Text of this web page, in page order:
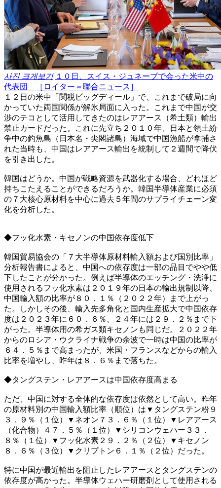
사진 크게보기 １０日、スイス・ジュネーブで会った米中の
代表団 ［ロイター＝聯合ニュース］
１２日の米中「関税ビッグディール」で、これまで破局に向
かっていた両国関係が解氷局面に入った。これまで中国が交
渉のテコとして活用してきたのはレアアース（希土類）輸出
禁止カードだった。これに先立ち２０１０年、日本と領土紛
争中の釣魚島（日本名・尖閣諸島）海域で中国漁船が拿捕さ
れた当時も、中国はレアアース輸出を統制して２週間で降伏
を引き出した。
韓国はどうか。中国が戦略資源を武器化する場合、どれほど
持ちこたえることができるだろうか。韓国半導体産業に必須
の７大核心原材料を中心に過去５年間のサプライチェーン変
化を分析した。
◆フッ化水素・キセノンの中国依存度低下
韓国貿易協会の「７大半導体原材料輸入額および国別比率」
分析報告書によると、中国への依存度は一部の品目でやや低
下したことが分かった。例えば半導体のエッチング・洗浄に
使用されるフッ化水素は２０１９年の日本の輸出規制以降、
中国輸入額の比率が８０．１％（２０２２年）まで上がっ
た。しかしその後、輸入先多角化と国内生産拡大で中国依存
度は２０２３年に６０．６％、２４年には２９．２％まで下
がった。半導体用の希ガス類キセノンも同じだ。２０２２年
からのロシア・ウクライナ戦争の余波で一時は中国の比率が
６４．５％まで高まったが、米国・フランスなどからの輸入
比率を増やし、昨年は８．６％まで落ちた。
◆タングステン・レアアースは中国依存度高まる
ただ、中国に対する全体的な依存度は依然として高い。昨年
の原材料別の中国輸入額比率（順位）は▼タングステン粉９
３．９％（１位）▼ネオン７３．６％（１位）▼レアアース
（化合物）４７．５％（１位）▼シリコンウェハー３３．
８％（１位）▼フッ化水素２９．２％（２位）▼キセノン
８．６％（３位）▼クリプトン６．１％（２位）だった。
特に中国が最近輸出を阻止したレアアースとタングステンの
依存度が高かった。半導体ウェハー研磨剤として使用される